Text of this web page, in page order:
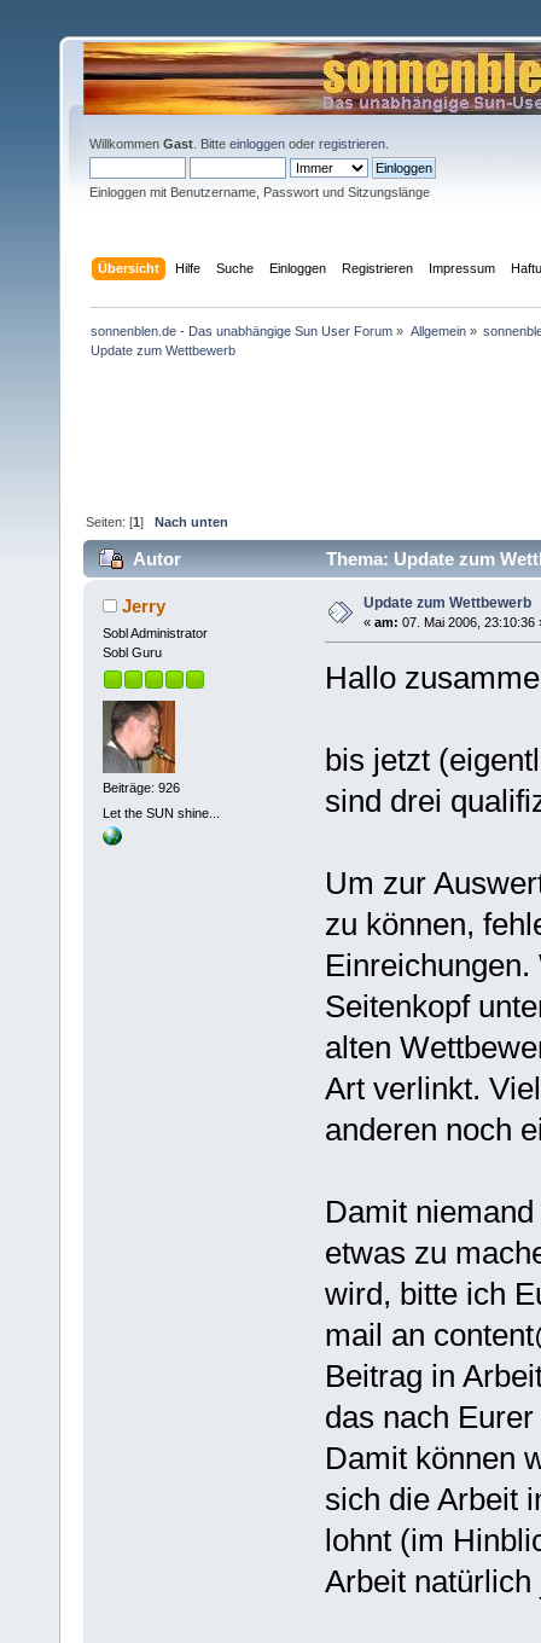
Willkommen Gast . Bitte einloggen oder registrieren
Einloggen mit Benutzername, Passwort und Sitzungslänge
Übersicht Hilfe Suche Einloggen Registrieren Impressum
sonnenblen.de - Das unabhängige Sun User Forum » Allgemein»
Update zum Wettbewerb
Seiten: [1]Nach unten
Autor Thema: Update zum
Jerry
Sobl Administrator
Sobl Guru
Beiträge: 926
Let the SUN shine...
Update zum Wettbewerb
« am: 07. Mai 2006, 23:10:36
Hallo
bis jetzt
sind drei
Um zur
zu können,
Seitenkopf
alten
Art verlinkt.
anderen noch
Damit
etwas zu
wird, bitte ich
mail an
Beitrag in
das nach
Damit können
sich die Arbeit
lohnt (im
Arbeit